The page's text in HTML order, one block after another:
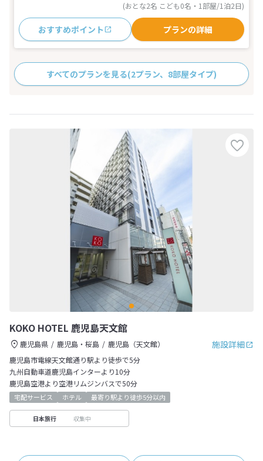
(おとな2名 こども0名・1部屋/1泊2日)
おすすめポイント プランの詳細
すべてのプランを見る(2プラン、8部屋タイプ)
KOKO HOTEL 鹿児島天文館
施設詳細
鹿児島県 鹿児島・桜島
鹿児島（天文館）
鹿児島市電線天文館通り駅より徒歩で5分
九州自動車道鹿児島インターより10分
鹿児島空港より空港リムジンバスで50分
宅配サービス ホテル 最寄り駅より徒歩5分以内
日本旅行 収集中